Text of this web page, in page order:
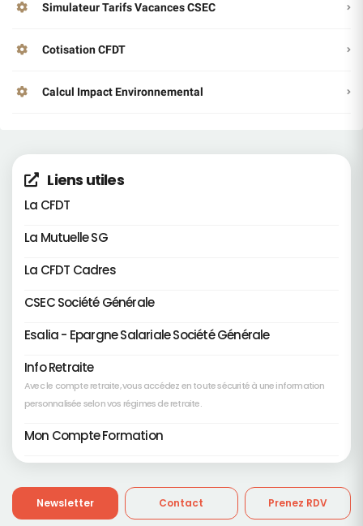
Simulateur Tarifs Vacances CSEC
Cotisation CFDT
Calcul Impact Environnemental
Liens utiles
La CFDT
La Mutuelle SG
La CFDT Cadres
CSEC Société Générale
Esalia - Epargne Salariale Société Générale
Info Retraite
Avec le compte retraite, vous accédez en toute sécurité à une information
personnalisée selon vos régimes de retraite.
Mon Compte Formation
Newsletter Contact Prenez RDV